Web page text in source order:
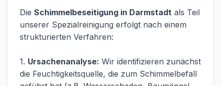
Die Schimmelbeseitigung in Darmstadt als Teil
unserer Spezialreinigung erfolgt nach einem
strukturierten Verfahren:
1. Ursachenanalyse: Wir identifizieren zunächst
die Feuchtigkeitsquelle, die zum Schimmelbefall